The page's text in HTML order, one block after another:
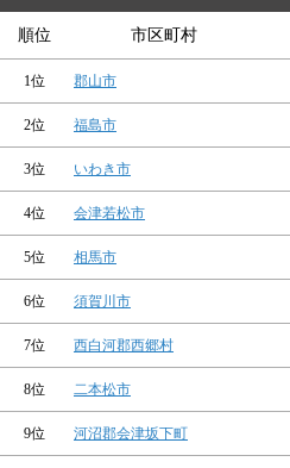
順位 市区町村
1位 郡山市
2位 福島市
3位 いわき市
4位 会津若松市
5位 相馬市
6位 須賀川市
7位 西白河郡西郷村
8位 二本松市
9位 河沼郡会津坂下町